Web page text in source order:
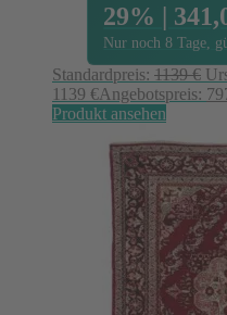
29% |
Nur noch 8 Tage,
Standardpreis: 1139€
1139 €Angebotspreis:
Produkt ansehen